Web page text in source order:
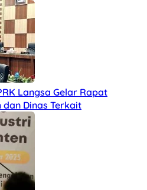
Langsa Gelar Rapat
dan Dinas Terkait